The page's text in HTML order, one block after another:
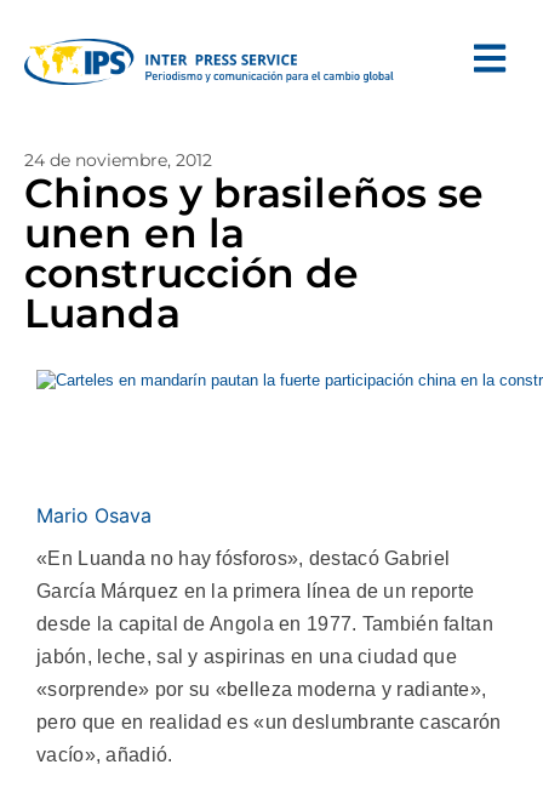
24 de noviembre, 2012
Chinos y brasileños se
unen en la
construcción de
Luanda
Mario Osava
«En Luanda no hay fósforos», destacó Gabriel
García Márquez en la primera línea de un reporte
desde la capital de Angola en 1977. También faltan
jabón, leche, sal y aspirinas en una ciudad que
«sorprende» por su «belleza moderna y radiante»,
pero que en realidad es «un deslumbrante cascarón
vacío», añadió.